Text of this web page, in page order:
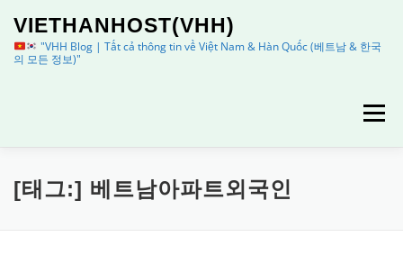
VIETHANHOST(VHH)
"VHH Blog | Tất cả thông tin về Việt Nam & Hàn Quốc (베트남 & 한국
의 모든 정보)"
메뉴
HOME 정보 이용안내
[태그:] 베트남아파트외국인